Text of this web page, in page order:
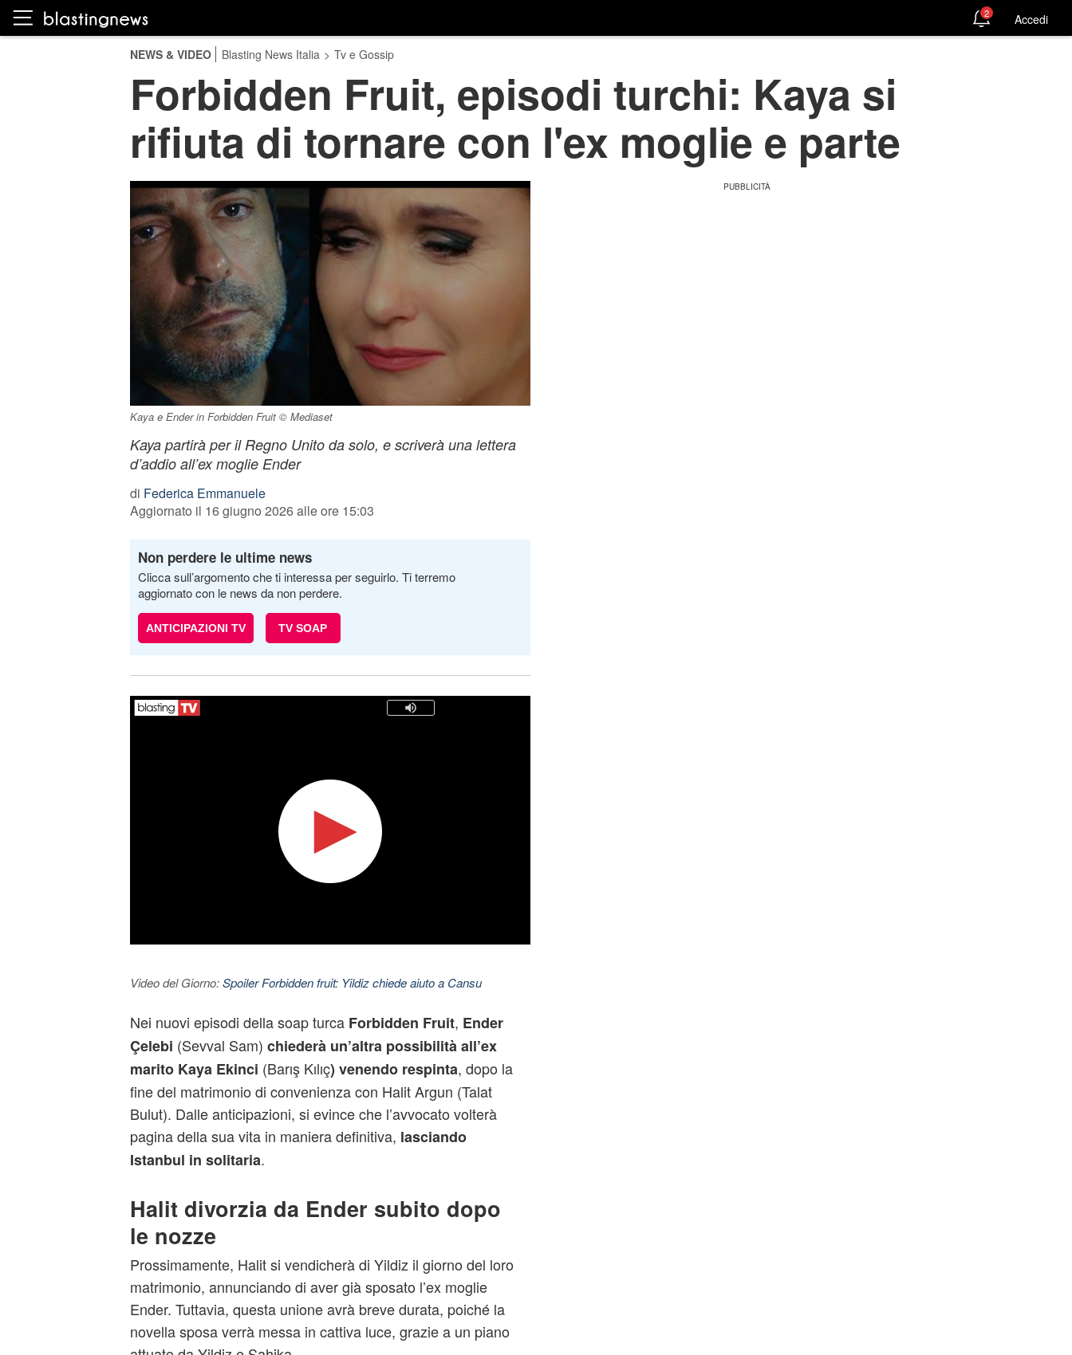
2 Accedi
NEWS & VIDEO Blasting News Italia > Tv e Gossip
Forbidden Fruit, episodi turchi: Kaya si
rifiuta di tornare con l'ex moglie e parte
Kaya e Ender in Forbidden Fruit © Mediaset
Kaya partirà per il Regno Unito da solo, e scriverà una lettera
d’addio all’ex moglie Ender
di Federica Emmanuele
Aggiornato il 16 giugno 2026 alle ore 15:03
Non perdere le ultime news
Clicca sull’argomento che ti interessa per seguirlo. Ti terremo
aggiornato con le news da non perdere.
ANTICIPAZIONI TV TV SOAP
Video del Giorno:Spoiler Forbidden fruit: Yildiz chiede aiuto a Cansu
Nei nuovi episodi della soap turca Forbidden Fruit, Ender
Çelebi (Sevval Sam) chiederà un’altra possibilità all’ex
marito Kaya Ekinci (Barış Kılıç) venendo respinta, dopo la
fine del matrimonio di convenienza con Halit Argun (Talat
Bulut). Dalle anticipazioni, si evince che l’avvocato volterà
pagina della sua vita in maniera definitiva, lasciando
Istanbul in solitaria.
Halit divorzia da Ender subito dopo
le nozze
Prossimamente, Halit si vendicherà di Yildiz il giorno del loro
matrimonio, annunciando di aver già sposato l’ex moglie
Ender. Tuttavia, questa unione avrà breve durata, poiché la
novella sposa verrà messa in cattiva luce, grazie a un piano